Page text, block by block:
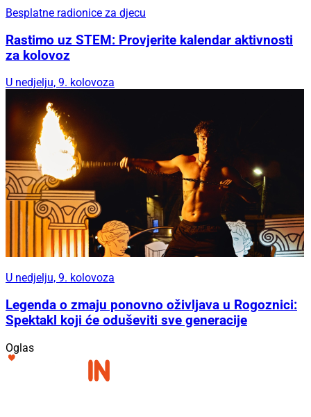
Besplatne radionice za djecu
Rastimo uz STEM: Provjerite kalendar aktivnosti
za kolovoz
U nedjelju, 9. kolovoza
U nedjelju, 9. kolovoza
Legenda o zmaju ponovno oživljava u Rogoznici:
Spektakl koji će oduševiti sve generacije
Oglas